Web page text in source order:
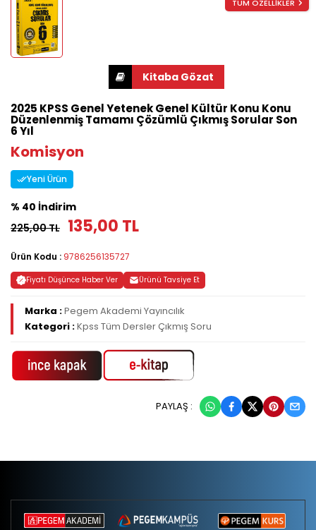
TÜM ÖZELLİKLER
2025 KPSS Genel Yetenek Genel Kültür Konu Konu
Düzenlenmiş Tamamı Çözümlü Çıkmış Sorular Son
6 Yıl
Komisyon
Yeni Ürün
% 40 İndirim
225,00 TL 135,00 TL
Ürün Kodu : 9786256135727
Fiyatı Düşünce Haber Ver Ürünü Tavsiye Et
Marka :Pegem Akademi Yayıncılık
Kategori :Kpss Tüm Dersler Çıkmış Soru
PAYLAŞ :